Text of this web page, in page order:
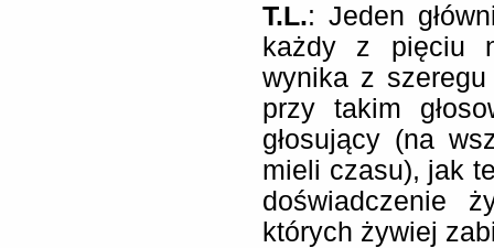
T.L.: Jeden
każdy z pięciu
wynika z
przy takim
głosujący (na
mieli czasu), jak
doświadczenie
których żywiej